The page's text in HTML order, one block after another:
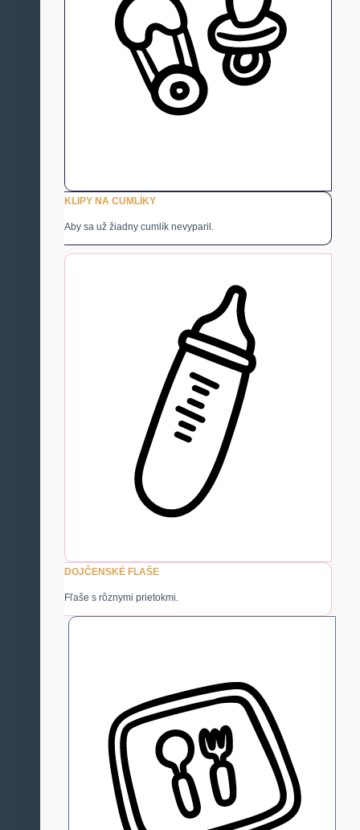
KLIPY NA CUMLÍKY
Aby sa už žiadny cumlík nevyparil.
DOJČENSKÉ FLAŠE
Fľaše s rôznymi prietokmi.